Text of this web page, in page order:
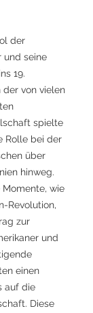
der
und seine
19.
der von vielen
spielte
Rolle bei der
über
hinweg.
wie
Revolution,
zur
und
einen
auf die
Diese